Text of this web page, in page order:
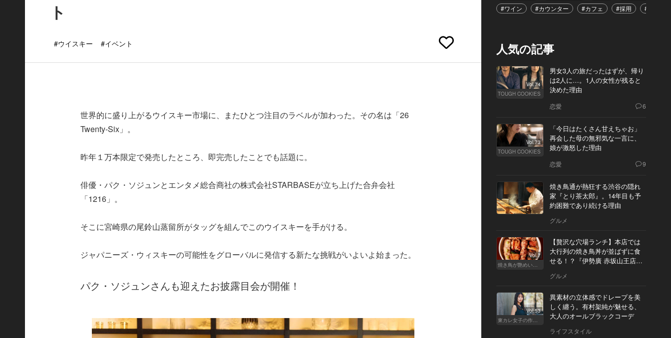
ト
#ウイスキー #イベント
世界的に盛り上がるウイスキー市場に、またひとつ注目のラベルが加わった。その名は「26
Twenty-Six」。
昨年１万本限定で発売したところ、即完売したことでも話題に。
俳優・パク・ソジュンとエンタメ総合商社の株式会社STARBASEが立ち上げた合弁会社
「1216」。
そこに宮崎県の尾鈴山蒸留所がタッグを組んでこのウイスキーを手がける。
ジャパニーズ・ウィスキーの可能性をグローバルに発信する新たな挑戦がいよいよ始まった。
パク・ソジュンさんも迎えたお披露目会が開催！
#ワイン
#カウンター #カフェ #採用 #恋愛
人気の記事
Vol.74
TOUGH COOKIES
男女3人の旅だったはずが、帰り
は2人に…。1人の女性が残ると
決めた理由
恋愛 6
Vol.73
TOUGH COOKIES
「今日はたくさん甘えちゃお」
再会した母の無邪気な一言に、
娘が激怒した理由
恋愛 9
焼き鳥通が熱狂する渋谷の隠れ
家『とり茶太郎』。14年目も予
約困難であり続ける理由
グルメ
Vol.7
焼き鳥が艶めいてきた
【贅沢な穴場ランチ】本店では
大行列の焼き鳥丼が並ばずに食
せる！？『伊勢廣 赤坂山王店』
グルメ
Vol.53
東カレ女子の作り方
異素材の立体感でドレープを美
しく纏う。有村架純が魅せる、
大人のオールブラックコーデ
ライフスタイル